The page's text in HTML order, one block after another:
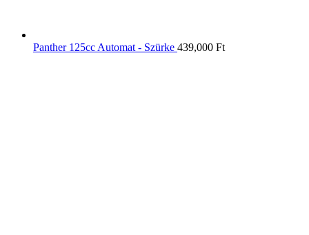
Panther 125cc Automat - Szürke 439,000 Ft